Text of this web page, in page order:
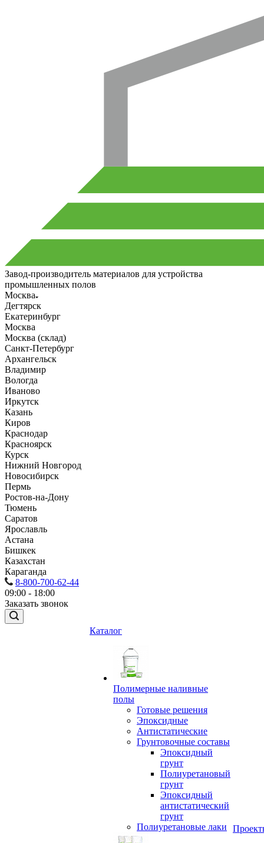
Завод-производитель материалов для устройства
промышленных полов
Москва
Дегтярск
Екатеринбург
Москва
Москва (склад)
Санкт-Петербург
Архангельск
Владимир
Вологда
Иваново
Иркутск
Казань
Киров
Краснодар
Красноярск
Курск
Нижний Новгород
Новосибирск
Пермь
Ростов-на-Дону
Тюмень
Саратов
Ярославль
Астана
Бишкек
Казахстан
Караганда
8-800-700-62-44
09:00 - 18:00
Заказать звонок
Каталог
Полимерные наливные
полы
Готовые решения
Эпоксидные
Антистатические
Грунтовочные составы
Эпоксидный
грунт
Полиуретановый
грунт
Эпоксидный
антистатический
грунт
Полиуретановые лаки